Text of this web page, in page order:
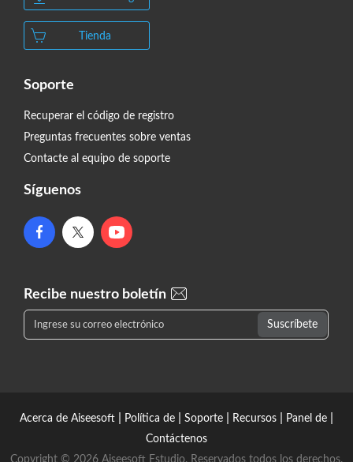
Tienda
Soporte
Recuperar el código de registro
Preguntas frecuentes sobre ventas
Contacte al equipo de soporte
Síguenos
Recibe nuestro boletín
Acerca de Aiseesoft Política de Soporte Recursos Panel de
Contáctenos